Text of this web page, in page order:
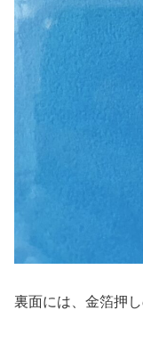
裏面には、金箔押